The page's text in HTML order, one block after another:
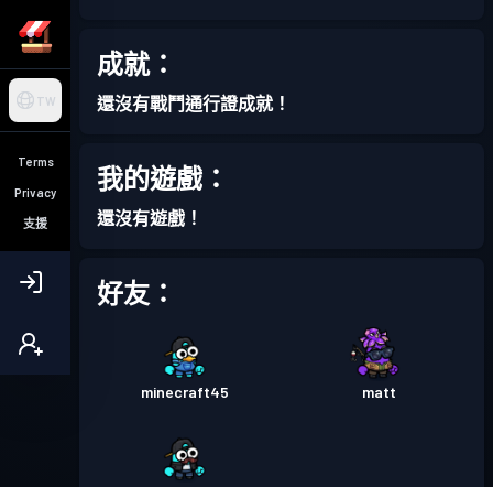
TW
Terms
Privacy
支援
成就：
還沒有戰鬥通行證成就！
我的遊戲：
還沒有遊戲！
好友：
minecraft45 matt